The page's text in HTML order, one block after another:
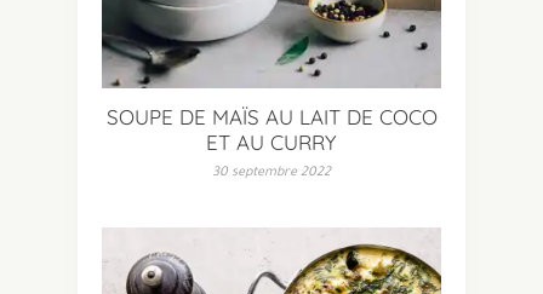
SOUPE DE MAÏS AU LAIT DE COCO
ET AU CURRY
30 septembre 2022